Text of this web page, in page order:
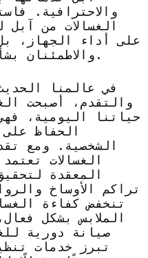
والاحترافية.
الغسالات من
على أداء الجهاز،
والاطمئنان بشأن نظافة ملابسك وصحتها.
في عالمنا
والتقدم، أصبحت
حياتنا اليومية،
الحفاظ على
الشخصية. ومع
الغسالات
المعقدة
تراكم الأوساخ
تنخفض كفاءة
الملابس بشكل
صيانة دورية
تبرز خدمات